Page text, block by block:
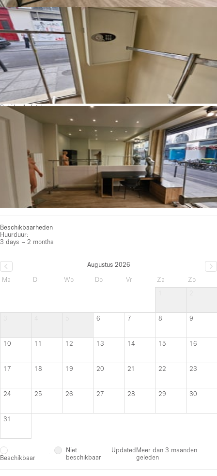
Bekijk alle foto's
Beschikbaarheden
Huurduur:
3 days – 2 months
Augustus 2026
Ma
Di Wo Do Vr Za
Zo
6 7 8 9
10 11 12 13 14 15 16
17 18 19 20 21 22 23
24 25 26 27 28 29 30
31
Beschikbaar ·
Niet
beschikbaar
UpdatedMeer dan 3 maanden
geleden